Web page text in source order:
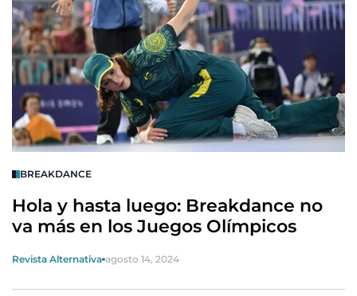
BREAKDANCE
Hola y hasta luego: Breakdance no
va más en los Juegos Olímpicos
Revista Alternativa agosto 14, 2024